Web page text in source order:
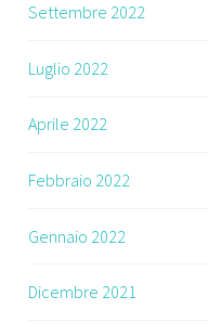
Settembre 2022
Luglio 2022
Aprile 2022
Febbraio 2022
Gennaio 2022
Dicembre 2021